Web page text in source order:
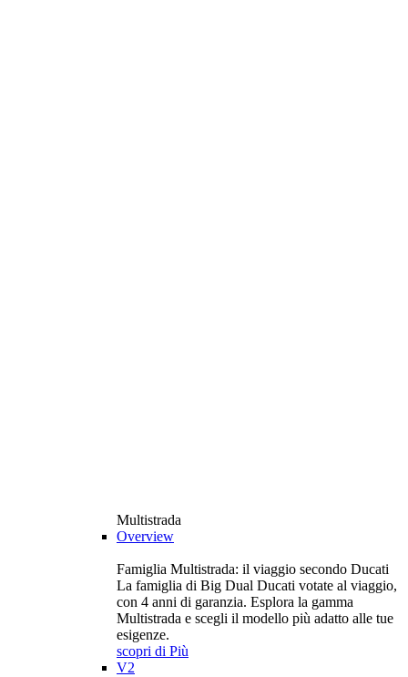
Multistrada
Overview
Famiglia Multistrada: il viaggio secondo Ducati
La famiglia di Big Dual Ducati votate al viaggio,
con 4 anni di garanzia. Esplora la gamma
Multistrada e scegli il modello più adatto alle tue
esigenze.
scopri di Più
V2